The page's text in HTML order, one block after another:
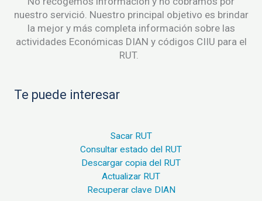
nuestro servició. Nuestro principal objetivo es brindar
la mejor y más completa información sobre las
actividades Económicas DIAN y códigos CIIU para el
RUT.
Te puede interesar
Sacar RUT
Consultar estado del RUT
Descargar copia del RUT
Actualizar RUT
Recuperar clave DIAN